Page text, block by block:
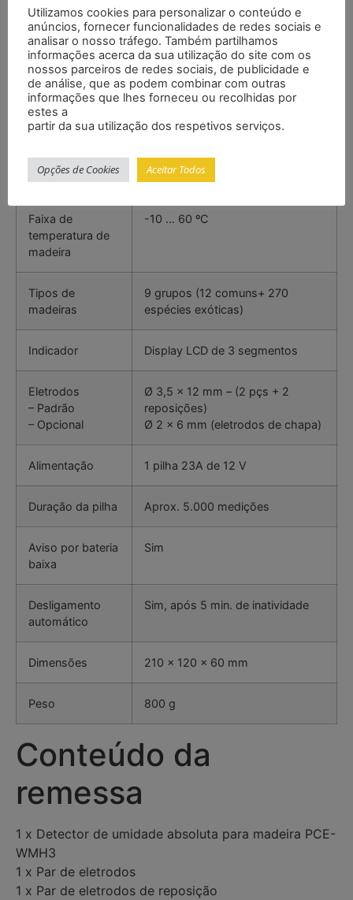
medição
Resolução 0,1 %
Precisão
± 1,0 % (dentro da faixa de 6 a
± 2,0 % (dentro da faixa de 16 a
Aprox. ±10 % do valor medido
(dentro da faixa de 28 a 60 %)
Faixa de
temperatura de
madeira
-10 … 60 ºC
Tipos de
madeiras
9 grupos (12 comuns+ 270
espécies exóticas)
Indicador Display LCD de 3 segmentos
Eletrodos
– Padrão
– Opcional
Ø 3,5 x 12 mm – (2 pçs + 2
reposições)
Ø 2 x 6 mm (eletrodos de chapa)
Alimentação 1 pilha 23A de 12 V
Duração da pilha Aprox. 5.000 medições
Aviso por bateria
baixa
Sim
Desligamento
automático
Sim, após 5 min. de inatividade
Dimensões 210 x 120 x 60 mm
Peso 800 g
Conteúdo da
remessa
1 x Detector de umidade absoluta para madeira PCE-
WMH3
1 x Par de eletrodos
1 x Par de eletrodos de reposição
Utilizamos cookies para personalizar o conteúdo e
anúncios, fornecer funcionalidades de redes sociais e
analisar o nosso tráfego. Também partilhamos
informações acerca da sua utilização do site com os
nossos parceiros de redes sociais, de publicidade e
de análise, que as podem combinar com outras
informações que lhes forneceu ou recolhidas por
estes a
partir da sua utilização dos respetivos serviços.
Opções de Cookies Aceitar Todos